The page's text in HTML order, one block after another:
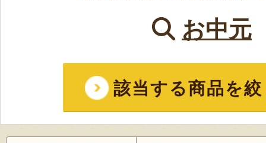
お中元
該当する商品を